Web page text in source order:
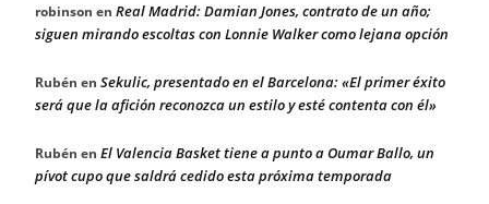
robinson en Real Madrid: Damian Jones, contrato de un año;
siguen mirando escoltas con Lonnie Walker como lejana opción
Rubén en Sekulic, presentado en el Barcelona: «El primer éxito
será que la afición reconozca un estilo y esté contenta con él»
Rubén en El Valencia Basket tiene a punto a Oumar Ballo, un
pívot cupo que saldrá cedido esta próxima temporada